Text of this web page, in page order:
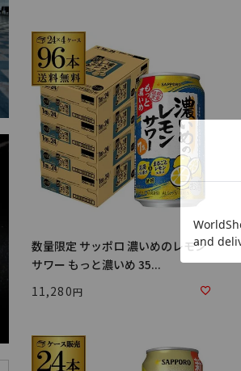
数量限定 サッポロ 濃いめのレモン
サワー もっと濃いめ 35...
11,280